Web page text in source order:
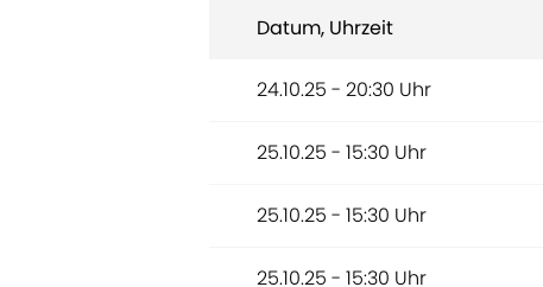
Datum, Uhrzeit
24.10.25 - 20:30 Uhr
25.10.25 - 15:30 Uhr
25.10.25 - 15:30 Uhr
25.10.25 - 15:30 Uhr